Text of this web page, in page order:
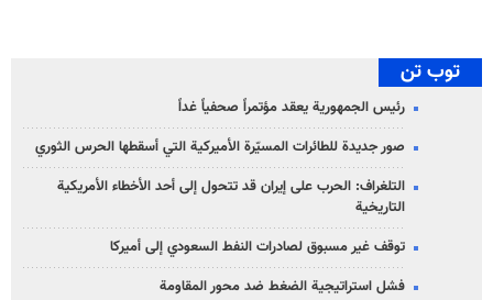
توب تن
رئيس الجمهورية يعقد مؤتمراً صحفياً غداً
صور جديدة للطائرات المسيّرة الأميركية التي أسقطها الحرس الثوري
التلغراف: الحرب على إيران قد تتحول إلى أحد الأخطاء الأمريكية
التاريخية
توقف غير مسبوق لصادرات النفط السعودي إلى أميركا
فشل استراتيجية الضغط ضد محور المقاومة